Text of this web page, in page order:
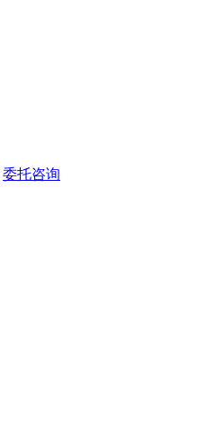
委托咨询